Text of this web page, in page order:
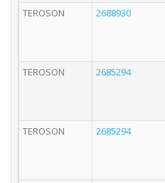
TEROSON
2688930
TEROSON
2685294
TEROSON
2685294